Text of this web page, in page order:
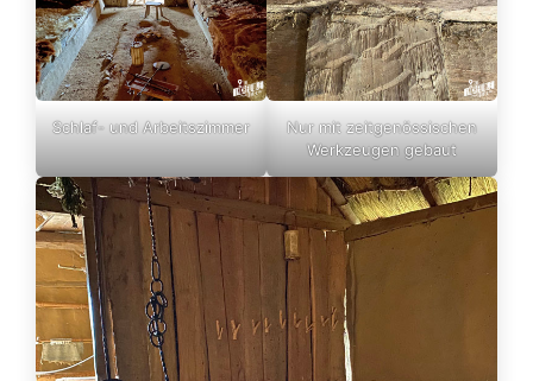
Schlaf- und Arbeitszimmer
Nur mit zeitgenössischen
Werkzeugen gebaut